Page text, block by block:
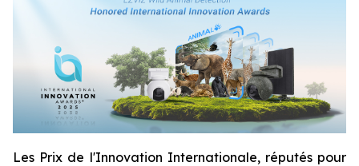
Les Prix de l'Innovation Internationale, réputés pour